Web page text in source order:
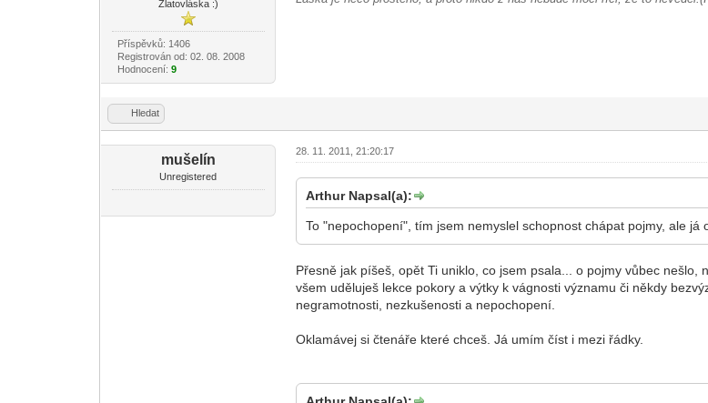
Zlatovláska :)
Příspěvků: 1406
Registrován od: 02. 08. 2008
Hodnocení: 9
Hledat
mušelín
Unregistered
28. 11. 2011, 21:20:17
Arthur Napsal(a):
To "nepochopení", tím jsem nemyslel schopnost chápat pojmy, ale já
Přesně jak píšeš, opět Ti uniklo, co jsem psala... o pojmy vůbec
všem uděluješ lekce pokory a výtky k vágnosti významu či někdy
negramotnosti, nezkušenosti a nepochopení.
Oklamávej si čtenáře které chceš. Já umím číst i mezi řádky.